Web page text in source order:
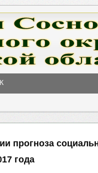
прогноза
года